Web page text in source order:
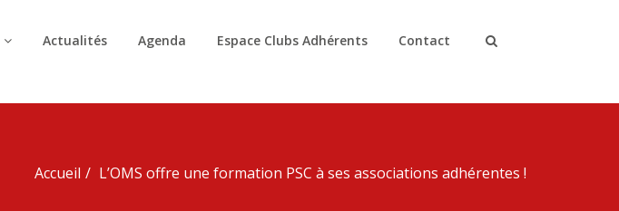
Actualités Agenda Espace Clubs Adhérents Contact
Accueil L’OMS offre une formation PSC à ses associations adhérentes !